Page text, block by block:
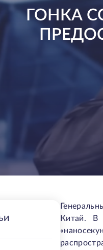
ГОНКА
Китай. В